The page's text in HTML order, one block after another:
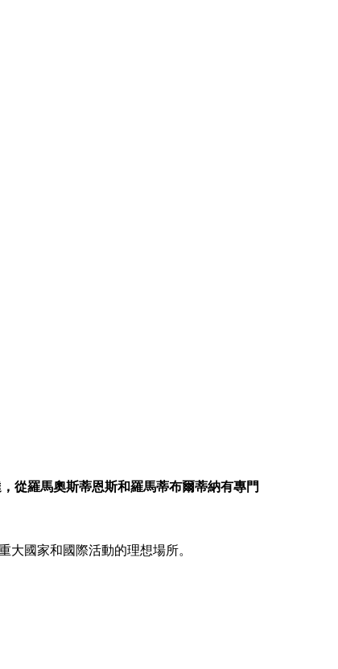
從羅馬奧斯蒂恩斯和羅馬蒂布爾蒂納有專門
大國家和國際活動的理想場所。